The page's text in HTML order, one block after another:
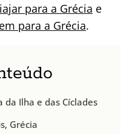
para a Grécia e
para a Grécia.
da Ilha e das Cíclades
Grécia